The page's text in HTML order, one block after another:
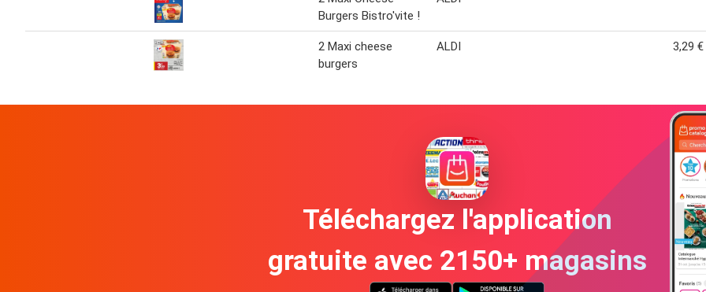
Burgers Bistro'vite !
2 Maxi cheese
burgers
ALDI 3,29 €
Téléchargez l'application
gratuite avec 2150+ magasins